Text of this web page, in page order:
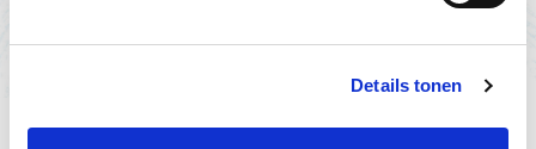
Details tonen
Leerlijn downloaden